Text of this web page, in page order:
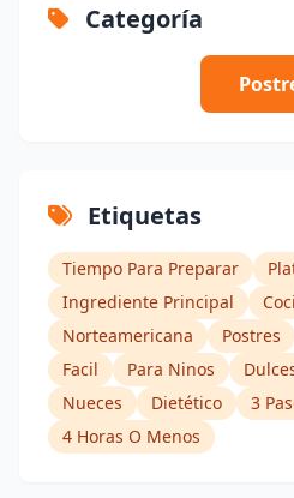
Categoría
Etiquetas
Tiempo Para Preparar
Ingrediente Principal
Norteamericana
Postres
Facil
Para Ninos
Nueces
Dietético
3
4 Horas O Menos